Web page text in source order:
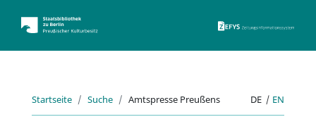
Startseite Suche Amtspresse Preußens DE | EN